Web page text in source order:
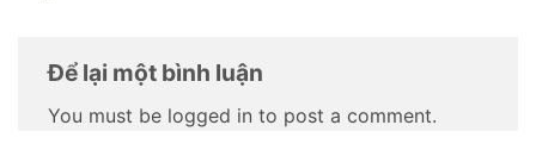
Để lại một bình luận
You must be logged in to post a comment.